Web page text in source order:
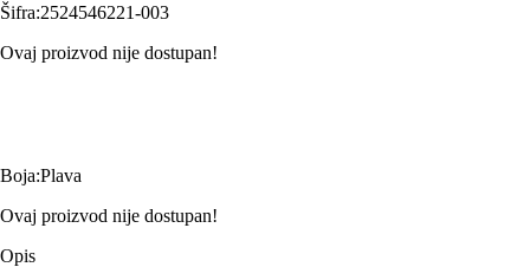
Šifra:2524546221-003
Ovaj proizvod nije dostupan!
Boja:Plava
Ovaj proizvod nije dostupan!
Opis